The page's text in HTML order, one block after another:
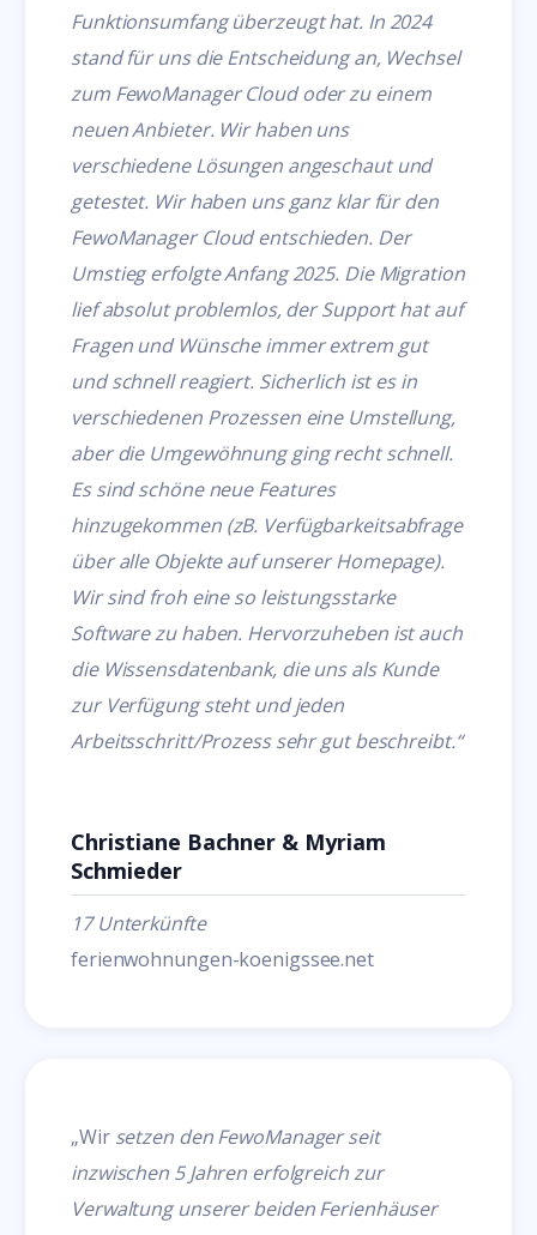
Funktionsumfang überzeugt hat. In 2024
stand für uns die Entscheidung an, Wechsel
zum FewoManager Cloud oder zu einem
neuen Anbieter. Wir haben uns
verschiedene Lösungen angeschaut und
getestet. Wir haben uns ganz klar für den
FewoManager Cloud entschieden. Der
Umstieg erfolgte Anfang 2025. Die Migration
lief absolut problemlos, der Support hat auf
Fragen und Wünsche immer extrem gut
und schnell reagiert. Sicherlich ist es in
verschiedenen Prozessen eine Umstellung,
aber die Umgewöhnung ging recht schnell.
Es sind schöne neue Features
hinzugekommen (zB. Verfügbarkeitsabfrage
über alle Objekte auf unserer Homepage).
Wir sind froh eine so leistungsstarke
Software zu haben. Hervorzuheben ist auch
die Wissensdatenbank, die uns als Kunde
zur Verfügung steht und jeden
Arbeitsschritt/Prozess sehr gut beschreibt.“
Christiane Bachner & Myriam
Schmieder
17 Unterkünfte
ferienwohnungen-koenigssee.net
„Wir setzen den FewoManager seit
inzwischen 5 Jahren erfolgreich zur
Verwaltung unserer beiden Ferienhäuser